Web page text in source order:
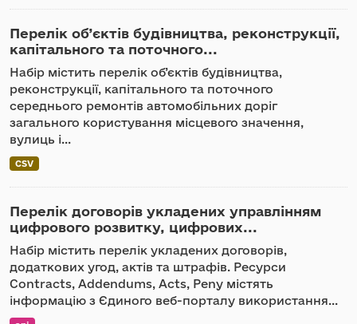
Перелік об’єктів будівництва, реконструкції,
капітального та поточного...
Набір містить перелік об’єктів будівництва,
реконструкції, капітального та поточного
середнього ремонтів автомобільних доріг
загального користування місцевого значення,
вулиць і...
CSV
Перелік договорів укладених управлінням
цифрового розвитку, цифрових...
Набір містить перелік укладених договорів,
додаткових угод, актів та штрафів. Ресурси
Contracts, Addendums, Acts, Peny містять
інформацію з Єдиного веб-порталу використання...